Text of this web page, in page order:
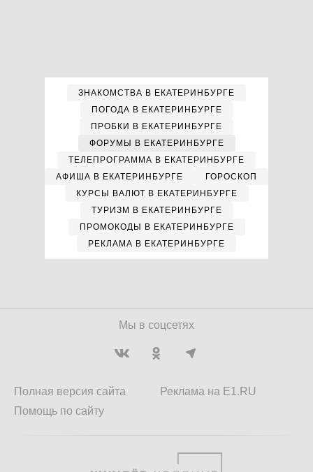
ЗНАКОМСТВА В ЕКАТЕРИНБУРГЕ
ПОГОДА В ЕКАТЕРИНБУРГЕ
ПРОБКИ В ЕКАТЕРИНБУРГЕ
ФОРУМЫ В ЕКАТЕРИНБУРГЕ
ТЕЛЕПРОГРАММА В ЕКАТЕРИНБУРГЕ
АФИША В ЕКАТЕРИНБУРГЕ
ГОРОСКОП
КУРСЫ ВАЛЮТ В ЕКАТЕРИНБУРГЕ
ТУРИЗМ В ЕКАТЕРИНБУРГЕ
ПРОМОКОДЫ В ЕКАТЕРИНБУРГЕ
РЕКЛАМА В ЕКАТЕРИНБУРГЕ
Мы в соцсетях
Полная версия сайта
Помощь по сайту
Реклама на E1.RU